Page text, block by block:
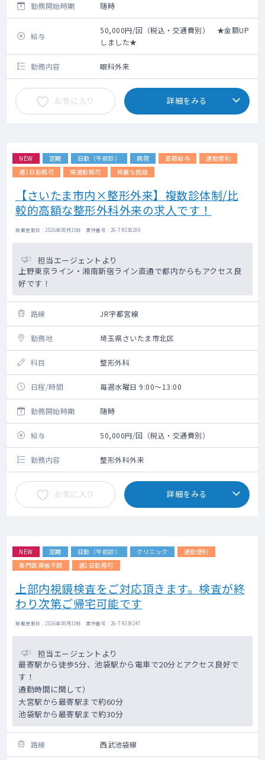
勤務開始時期 随時
給与
50,000円/回（税込・交通費別） ★金額UP
しました★
勤務内容 眼科外来
お気に入り 詳細をみる
NEW 定期 日勤（午前診） 病院 高額給与
通勤便利
週1日勤務可
隔週勤務可 綺麗な施設
【さいたま市内×整形外来】複数診体制/比
較的高額な整形外科外来の求人です！
掲載更新日 : 2026年08月10日 案件番号 : 26-TR338209
担当エージェントより
上野東京ライン・湘南新宿ライン直通で都内からもアクセス良
好です！
路線 JR宇都宮線
勤務地 埼玉県さいたま市北区
科目 整形外科
日程/時間 毎週水曜日 9:00～13:00
勤務開始時期 随時
給与 50,000円/回（税込・交通費別）
勤務内容 整形外科外来
お気に入り 詳細をみる
NEW 定期 日勤（午前診） クリニック
通勤便利
専門医資格不問
週1日勤務可
上部内視鏡検査をご対応頂きます。検査が終
わり次第ご帰宅可能です
掲載更新日 : 2026年08月10日 案件番号 : 26-TR339247
担当エージェントより
最寄駅から徒歩5分、池袋駅から電車で20分とアクセス良好で
す！
通勤時間に関して）
大宮駅から最寄駅まで約60分
池袋駅から最寄駅まで約30分
路線 西武池袋線